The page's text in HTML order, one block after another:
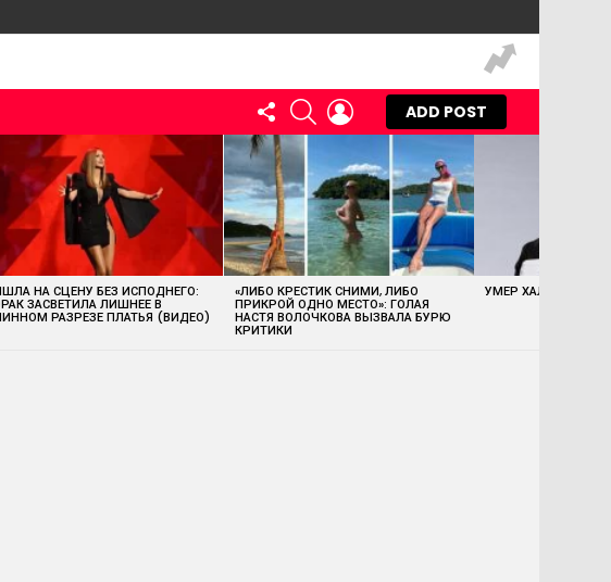
FOLLOW
US
SEARCHLOGIN
ADD POST
НА СЦЕНУ БЕЗ ИСПОДНЕГО:
ЗАСВЕТИЛА ЛИШНЕЕ В
РАЗРЕЗЕ ПЛАТЬЯ (ВИДЕО)
«ЛИБО КРЕСТИК СНИМИ, ЛИБО
ПРИКРОЙ ОДНО МЕСТО»: ГОЛАЯ
НАСТЯ ВОЛОЧКОВА ВЫЗВАЛА БУРЮ
КРИТИКИ
УМЕР ХАЛК ХОГАН